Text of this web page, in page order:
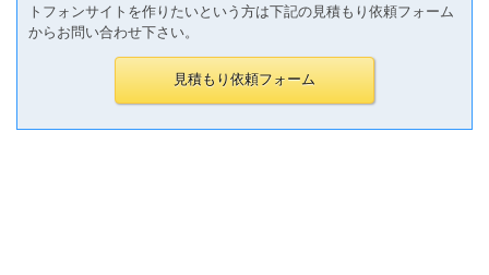
トフォンサイトを作りたいという方は下記の見積もり依頼フォーム
からお問い合わせ下さい。